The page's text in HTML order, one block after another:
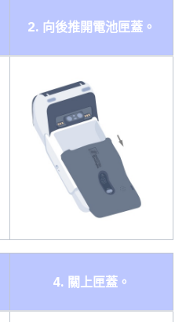
2. 向後推開電池匣蓋。
4. 關上匣蓋。